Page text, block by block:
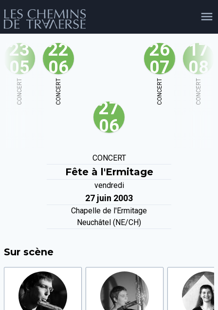
agenda personnes shop
facebook
23
05
CONCERT
22
06
CONCERT
27
06
26
07
CONCERT
17
08
CONCERT
CONCERT
Fête à l'Ermitage
vendredi
27 juin 2003
Chapelle de l'Ermitage
Neuchâtel (NE/CH)
Sur scène